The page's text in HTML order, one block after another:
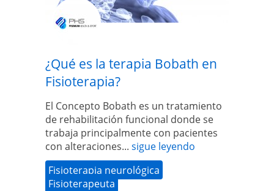
¿Qué es la terapia Bobath en
Fisioterapia?
El Concepto Bobath es un tratamiento
de rehabilitación funcional donde se
trabaja principalmente con pacientes
con alteraciones... sigue leyendo
Fisioterapia neurológica
Fisioterapeuta